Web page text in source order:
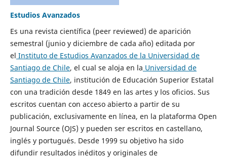
Estudios Avanzados
Es una revista científica (peer reviewed) de aparición
semestral (junio y diciembre de cada año) editada por
el Instituto de Estudios Avanzados de la Universidad de
Santiago de Chile, el cual se aloja en la Universidad de
Santiago de Chile, institución de Educación Superior Estatal
con una tradición desde 1849 en las artes y los oficios. Sus
escritos cuentan con acceso abierto a partir de su
publicación, exclusivamente en línea, en la plataforma Open
Journal Source (OJS) y pueden ser escritos en castellano,
inglés y portugués. Desde 1999 su objetivo ha sido
difundir resultados inéditos y originales de